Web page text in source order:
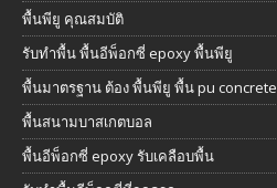
พื้นพียู คุณสมบัติ
รับทำพื้น พื้นอีพ็อกซี่ epoxy พื้นพียู
พื้นมาตรฐาน ต้อง พื้นพียู พื้น pu concrete
พื้นสนามบาสเกตบอล
พื้นอีพ็อกซี่ epoxy รับเคลือบพื้น